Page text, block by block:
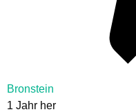
Bronstein
1 Jahr her